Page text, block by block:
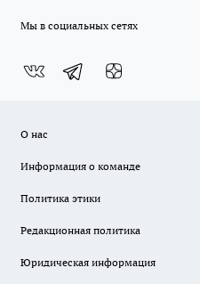
Мы в социальных сетях
О нас
Информация о команде
Политика этики
Редакционная политика
Юридическая информация